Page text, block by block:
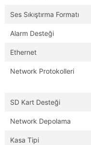
Ses Sıkıştırma Formatı
Alarm Desteği
Ethernet
Network Protokolleri
SD Kart Desteği
Network Depolama
Kasa Tipi